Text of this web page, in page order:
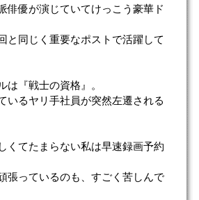
俳優が演じていてけっこう豪華ド
と同じく重要なポストで活躍して
は『戦士の資格』。
いるヤリ手社員が突然左遷される
くてたまらない私は早速録画予約
張っているのも、すごく苦しんで